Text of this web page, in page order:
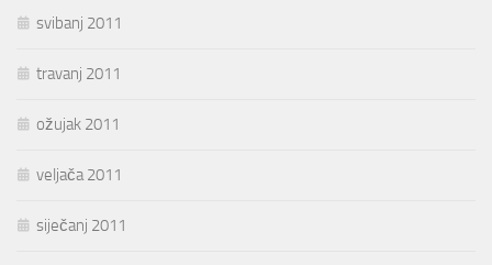
svibanj 2011
travanj 2011
ožujak 2011
veljača 2011
siječanj 2011